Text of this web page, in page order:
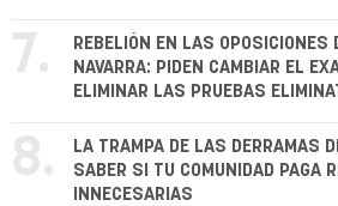
7.
REBELIÓN EN LAS OPOSICIONES
NAVARRA: PIDEN CAMBIAR EL
ELIMINAR LAS PRUEBAS
8.
LA TRAMPA DE LAS DERRAMAS
SABER SI TU COMUNIDAD PAGA
INNECESARIAS